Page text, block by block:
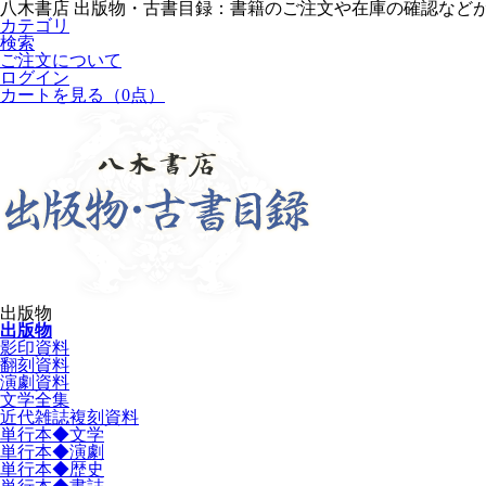
八木書店 出版物・古書目録：書籍のご注文や在庫の確認など
カテゴリ
検索
ご注文について
ログイン
カートを見る
（0点）
出版物
出版物
影印資料
翻刻資料
演劇資料
文学全集
近代雑誌複刻資料
単行本◆文学
単行本◆演劇
単行本◆歴史